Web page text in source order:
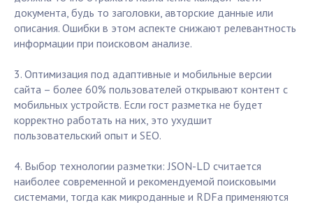
документа, будь то заголовки, авторские данные или
описания. Ошибки в этом аспекте снижают релевантность
информации при поисковом анализе.
3. Оптимизация под адаптивные и мобильные версии
сайта – более 60% пользователей открывают контент с
мобильных устройств. Если гост разметка не будет
корректно работать на них, это ухудшит
пользовательский опыт и SEO.
4. Выбор технологии разметки: JSON-LD считается
наиболее современной и рекомендуемой поисковыми
системами, тогда как микроданные и RDFa применяются